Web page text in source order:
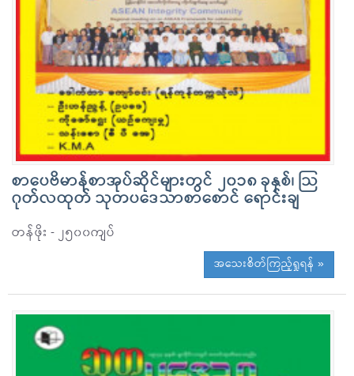
စာပေဗိမာန်စာအုပ်ဆိုင်များတွင် ၂၀၁၈ ခုနှစ်၊ သြ
ဂုတ်လထုတ် သုတပဒေသာစာစောင် ရောင်းချ
တန်ဖိုး - ၂၅၀၀ကျပ်
အသေးစိတ်ကြည့်ရှုရန် »